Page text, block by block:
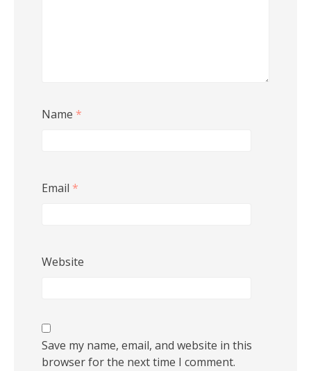
Name *
Email *
Website
Save my name, email, and website in this
browser for the next time I comment.